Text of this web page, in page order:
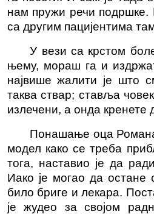
нам пружи речи подршке.
са другим пацијентима
У вези са крстом
њему, мораш га и
највише жалити је што
таква ствар; ставља
излечени, а онда кренете
Понашање оца Романа
модел како се треба
тога, наставио је да
Иако је могао да остане
било бриге и лекара.
је жудео за својом